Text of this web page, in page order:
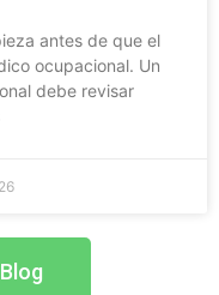
antes de que el
ocupacional. Un
debe revisar